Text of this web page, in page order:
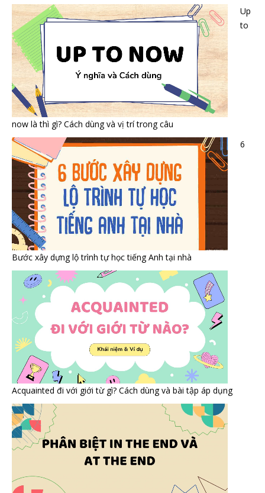
Up
to
now là thì gì? Cách dùng và vị trí trong câu
6
Bước xây dựng lộ trình tự học tiếng Anh tại nhà
Acquainted đi với giới từ gì? Cách dùng và bài tập áp dụng